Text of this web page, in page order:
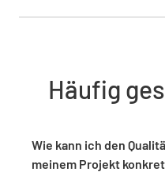
Häufig
Wie kann ich den
meinem Projekt